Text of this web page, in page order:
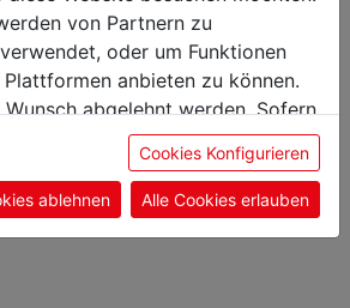
Sie auch
Ausbeinmesser
von Partnern zu
oder um Funktionen
anbieten zu können.
abgelehnt werden. Sofern
weiter nutzen, geben Sie
Cookies.
Cookies Konfigurieren
ablehnen Alle Cookies erlauben